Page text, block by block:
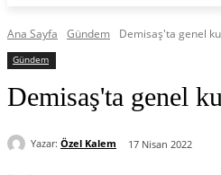
Ana Sayfa Gündem Demisaş'ta genel
Gündem
Demisaş'ta genel
Yazar: Özel Kalem 17 Nisan 2022